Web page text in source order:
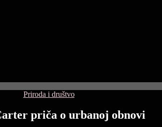
Categories
Priroda i društvo
priča o urbanoj obnovi